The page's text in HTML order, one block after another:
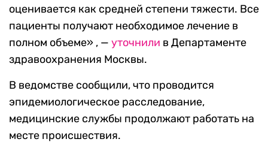
оценивается как средней степени тяжести. Все
пациенты получают необходимое лечение в
полном объеме» , — уточнили в Департаменте
здравоохранения Москвы.
В ведомстве сообщили, что проводится
эпидемиологическое расследование,
медицинские службы продолжают работать на
месте происшествия.